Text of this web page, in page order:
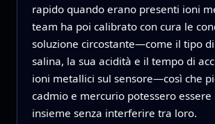
rapido quando erano presenti ioni
team ha poi calibrato con cura le
soluzione circostante—come il tipo
salina, la sua acidità e il tempo di
ioni metallici sul sensore—così che
cadmio e mercurio potessero
insieme senza interferire tra loro.